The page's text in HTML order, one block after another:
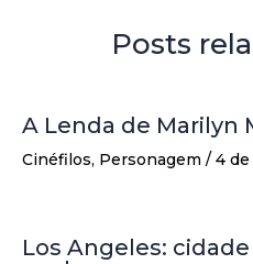
Posts
A Lenda de Marilyn
Cinéfilos, Personagem / 4
Los Angeles: